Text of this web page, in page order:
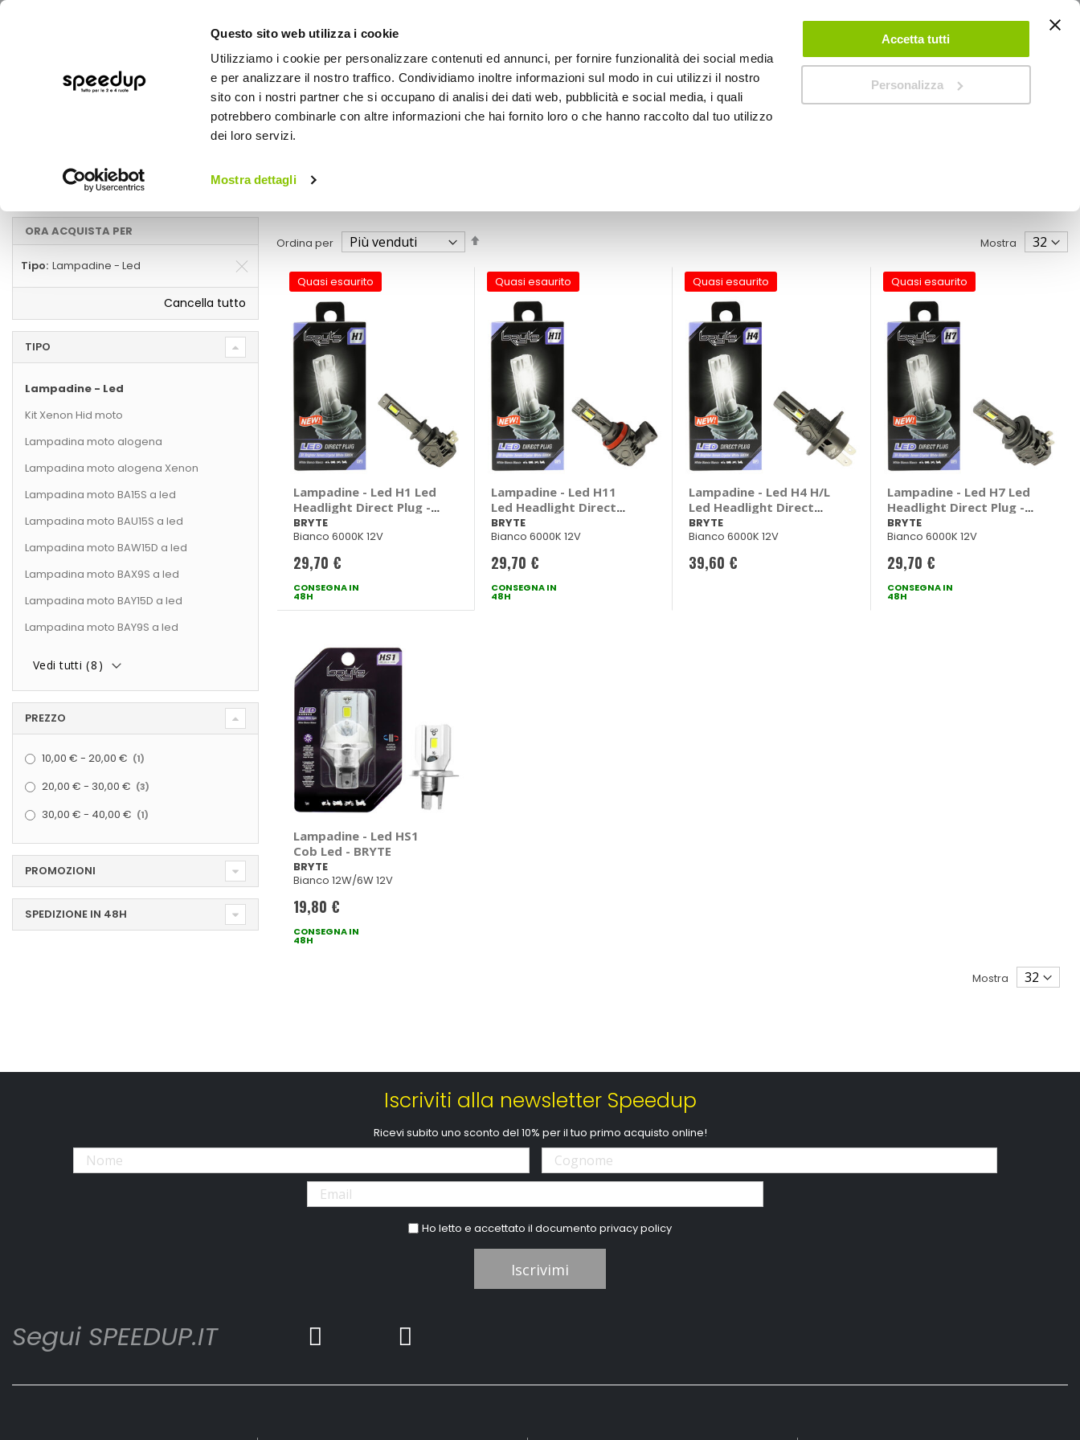
Questo sito web utilizza i cookie
Utilizziamo i cookie per personalizzare contenuti ed annunci, per fornire funzionalità dei social media
e per analizzare il nostro traffico. Condividiamo inoltre informazioni sul modo in cui utilizzi il nostro
sito con i nostri partner che si occupano di analisi dei dati web, pubblicità e social media, i quali
potrebbero combinarle con altre informazioni che hai fornito loro o che hanno raccolto dal tuo utilizzo
dei loro servizi.
Mostra dettagli
Accetta tutti
Personalizza
ACCEDI CREA UN ACCOUNT CONTATTACI
BICI OUTDOOR
Marche BRYTE - Lampadine - Led
Lampadine - Led
Ordina per
decrescente
Mostra
Quasi esaurito
Lampadine - Led H1 Led
Headlight Direct Plug -
BRYTE
BRYTE
Bianco 6000K 12V
29,70 €
CONSEGNA IN
48H
Quasi esaurito
Lampadine - Led H11
Led Headlight Direct
Plug - BRYTE
BRYTE
Bianco 6000K 12V
29,70 €
CONSEGNA IN
48H
Quasi esaurito
Lampadine - Led H4 H/L
Led Headlight Direct
Plug - BRYTE
BRYTE
Bianco 6000K 12V
39,60 €
Quasi esaurito
Lampadine - Led H7 Led
Headlight Direct Plug -
BRYTE
BRYTE
Bianco 6000K 12V
29,70 €
CONSEGNA IN
48H
Lampadine - Led HS1
Cob Led - BRYTE
BRYTE
Bianco 12W/6W 12V
19,80 €
CONSEGNA IN
48H
Mostra
ORA ACQUISTA PER
Tipo Lampadine - Led
Cancella tutto
TIPO
Lampadine - Led
Kit Xenon Hid moto
Lampadina moto alogena
Lampadina moto alogena Xenon
Lampadina moto BA15S a led
Lampadina moto BAU15S a led
Lampadina moto BAW15D a led
Lampadina moto BAX9S a led
Lampadina moto BAY15D a led
Lampadina moto BAY9S a led
Vedi tutti (8 )
PREZZO
10,00 € - 20,00 € 1
20,00 € - 30,00 € 3
30,00 € - 40,00 € 1
PROMOZIONI
SPEDIZIONE IN 48H
Iscriviti alla newsletter Speedup
Ricevi subito uno sconto del 10% per il tuo primo acquisto online!
Ho letto e accettato il documentoprivacy policy
Iscrivimi
Segui SPEEDUP.IT